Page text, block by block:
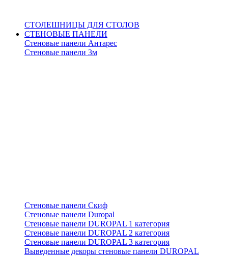
СТОЛЕШНИЦЫ ДЛЯ СТОЛОВ
СТЕНОВЫЕ ПАНЕЛИ
Стеновые панели Антарес
Стеновые панели 3м
Стеновые панели Скиф
Стеновые панели Duropal
Стеновые панели DUROPAL 1 категория
Стеновые панели DUROPAL 2 категория
Стеновые панели DUROPAL 3 категория
Выведенные декоры стеновые панели DUROPAL